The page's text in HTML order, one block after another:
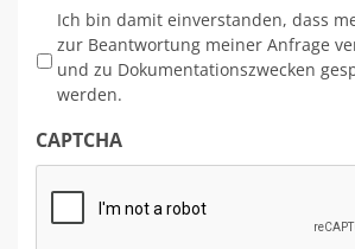
Ich bin damit einverstanden, dass
zur Beantwortung meiner Anfrage
und zu Dokumentationszwecken
werden.
CAPTCHA